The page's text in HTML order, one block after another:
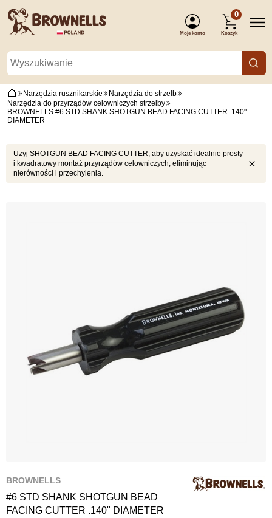
Moje konto
0
Koszyk
Narzędzia rusznikarskie
Narzędzia do strzelb
Narzędzia do przyrządów celowniczych strzelby
BROWNELLS #6 STD SHANK SHOTGUN BEAD FACING CUTTER .140"
DIAMETER
Użyj SHOTGUN BEAD FACING CUTTER, aby uzyskać idealnie prosty
i kwadratowy montaż przyrządów celowniczych, eliminując
nierówności i przechylenia.
BROWNELLS
#6 STD SHANK SHOTGUN BEAD
FACING CUTTER .140" DIAMETER